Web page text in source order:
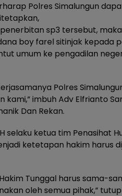
Polres Simalungun
sp3 tersebut,
boy farel sitinjak kepada
umum ke pengadilan
Polres
imbuh Adv Elfrianto
Dan Rekan.
selaku ketua tim Penasihat
ketetapan hakim harus
Tunggal harus sama-
oleh semua pihak,” tutup